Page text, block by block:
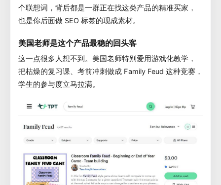
个联想词，背后都是一群正在找这类产品的精准买家，
也是你后面做 SEO 标签的现成素材。
美国老师是这个产品最稳的回头客
这一点很多人想不到。美国老师特别爱用游戏化教学，
把枯燥的复习课、考前冲刺做成 Family Feud 这种竞赛，
学生的参与度立马拉满。